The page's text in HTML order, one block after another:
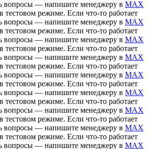
вопросы — напишите менеджеру в MAX
тестовом режиме. Если что-то работает
вопросы — напишите менеджеру в MAX
тестовом режиме. Если что-то работает
вопросы — напишите менеджеру в MAX
тестовом режиме. Если что-то работает
вопросы — напишите менеджеру в MAX
тестовом режиме. Если что-то работает
вопросы — напишите менеджеру в MAX
тестовом режиме. Если что-то работает
вопросы — напишите менеджеру в MAX
тестовом режиме. Если что-то работает
вопросы — напишите менеджеру в MAX
тестовом режиме. Если что-то работает
вопросы — напишите менеджеру в MAX
тестовом режиме. Если что-то работает
вопросы — напишите менеджеру в MAX